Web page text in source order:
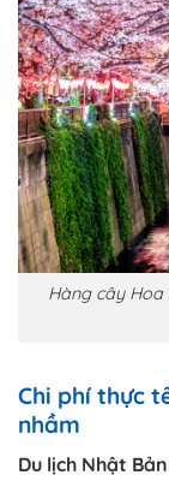
Hàng cây
Chi phí thực
nhầm
Du lịch Nhật